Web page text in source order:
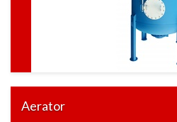
Aerator